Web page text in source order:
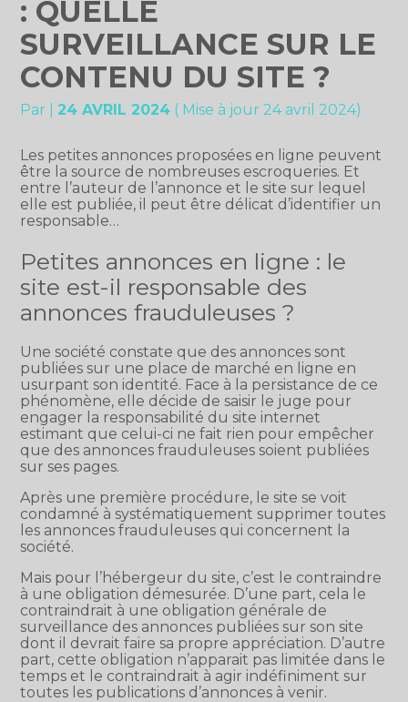
: QUELLE
SURVEILLANCE SUR LE
CONTENU DU SITE ?
Par 24 AVRIL 2024 ( Mise à jour 24 avril 2024)
Les petites annonces proposées en ligne peuvent
être la source de nombreuses escroqueries. Et
entre l’auteur de l’annonce et le site sur lequel
elle est publiée, il peut être délicat d’identifier un
responsable…
Petites annonces en ligne : le
site est-il responsable des
annonces frauduleuses ?
Une société constate que des annonces sont
publiées sur une place de marché en ligne en
usurpant son identité. Face à la persistance de ce
phénomène, elle décide de saisir le juge pour
engager la responsabilité du site internet
estimant que celui-ci ne fait rien pour empêcher
que des annonces frauduleuses soient publiées
sur ses pages.
Après une première procédure, le site se voit
condamné à systématiquement supprimer toutes
les annonces frauduleuses qui concernent la
société.
Mais pour l’hébergeur du site, c’est le contraindre
à une obligation démesurée. D’une part, cela le
contraindrait à une obligation générale de
surveillance des annonces publiées sur son site
dont il devrait faire sa propre appréciation. D’autre
part, cette obligation n’apparait pas limitée dans le
temps et le contraindrait à agir indéfiniment sur
toutes les publications d’annonces à venir.